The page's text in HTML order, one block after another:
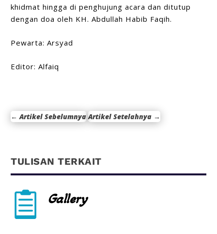
khidmat hingga di penghujung acara dan ditutup
dengan doa oleh KH. Abdullah Habib Faqih.
Pewarta: Arsyad
Editor: Alfaiq
←Artikel Sebelumnya Artikel Setelahnya →
TULISAN TERKAIT
 Gallery